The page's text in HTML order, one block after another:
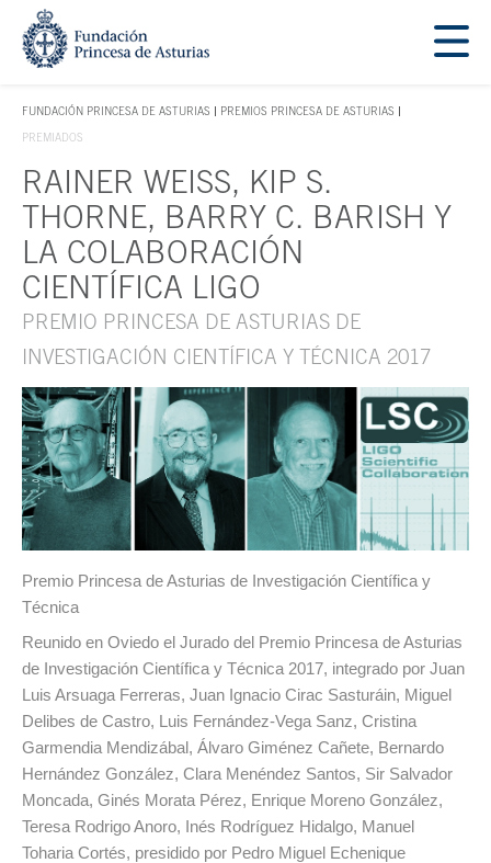
Saltar navegación. Ir directamente al contenido principal
FUNDACIÓN PRINCESA DE ASTURIAS
TECLA DE ACCESO 1
PREMIOS PRINCESA DE ASTURIAS
PREMIADOS
Contenido principal
RAINER WEISS, KIP S.
THORNE, BARRY C. BARISH Y
LA COLABORACIÓN
CIENTÍFICA LIGO
PREMIO PRINCESA DE ASTURIAS DE
INVESTIGACIÓN CIENTÍFICA Y TÉCNICA 2017
Premio Princesa de Asturias de Investigación Científica y
Técnica
Reunido en Oviedo el Jurado del Premio Princesa de Asturias
de Investigación Científica y Técnica 2017, integrado por Juan
Luis Arsuaga Ferreras, Juan Ignacio Cirac Sasturáin, Miguel
Delibes de Castro, Luis Fernández-Vega Sanz, Cristina
Garmendia Mendizábal, Álvaro Giménez Cañete, Bernardo
Hernández González, Clara Menéndez Santos, Sir Salvador
Moncada, Ginés Morata Pérez, Enrique Moreno González,
Teresa Rodrigo Anoro, Inés Rodríguez Hidalgo, Manuel
Toharia Cortés, presidido por Pedro Miguel Echenique